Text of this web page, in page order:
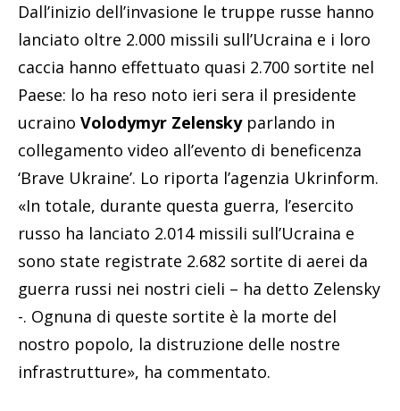
Dall’inizio dell’invasione le truppe russe hanno
lanciato oltre 2.000 missili sull’Ucraina e i loro
caccia hanno effettuato quasi 2.700 sortite nel
Paese: lo ha reso noto ieri sera il presidente
ucraino Volodymyr Zelenskyparlando in
collegamento video all’evento di beneficenza
‘Brave Ukraine’. Lo riporta l’agenzia Ukrinform.
«In totale, durante questa guerra, l’esercito
russo ha lanciato 2.014 missili sull’Ucraina e
sono state registrate 2.682 sortite di aerei da
guerra russi nei nostri cieli – ha detto Zelensky
-. Ognuna di queste sortite è la morte del
nostro popolo, la distruzione delle nostre
infrastrutture», ha commentato.